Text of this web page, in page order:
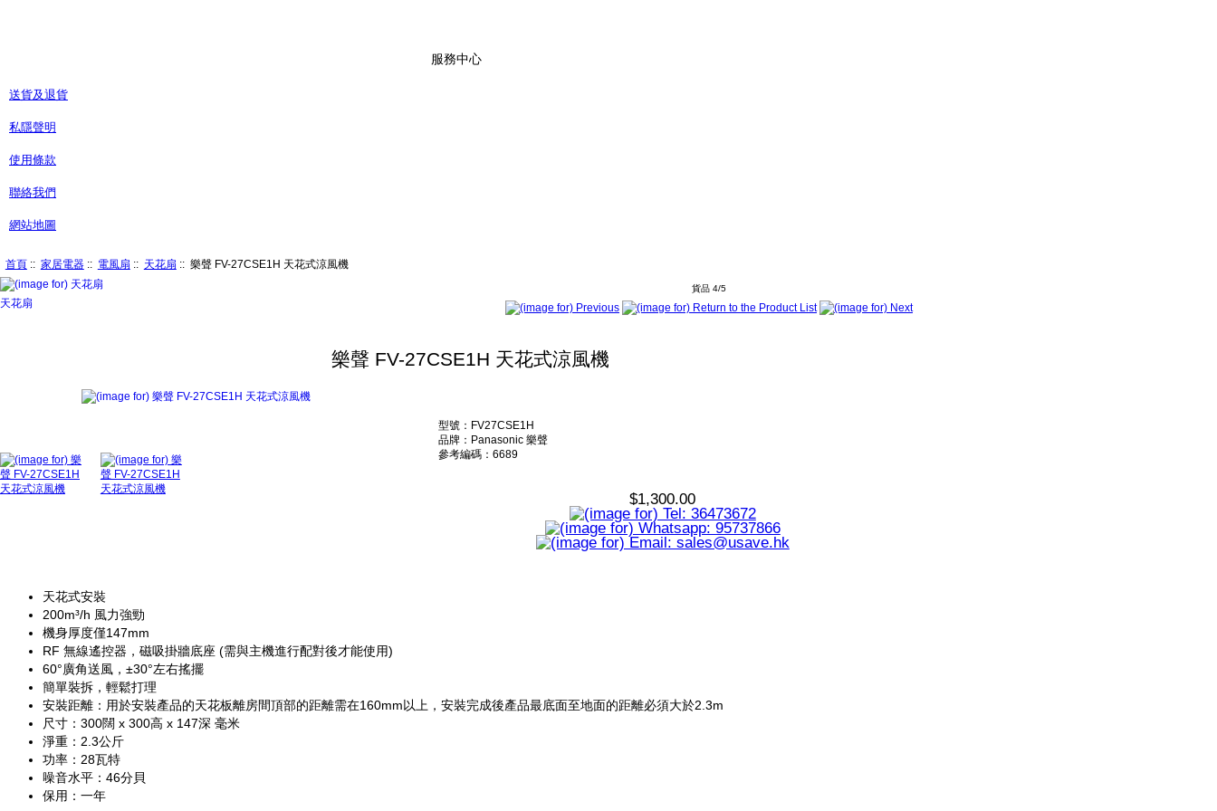
服務中心
送貨及退貨
私隱聲明
使用條款
聯絡我們
網站地圖
首頁:: 家居電器:: 電風扇 :: 天花扇 :: 樂聲 FV-27CSE1H 天花式涼風機
天花扇
貨品 4/5
樂聲 FV-27CSE1H 天花式涼風機
型號：FV27CSE1H
品牌：Panasonic 樂聲
參考編碼：6689
$1,300.00
天花式安裝
200m³/h 風力強勁
機身厚度僅147mm
RF 無線遙控器，磁吸掛牆底座 (需與主機進行配對後才能使用)
60°廣角送風，±30°左右搖擺
簡單裝拆，輕鬆打理
安裝距離：用於安裝產品的天花板離房間頂部的距離需在160mm以上，安裝完成後產品最底面至地面的距離必須大於2.3m
尺寸：300闊 x 300高 x 147深 毫米
淨重：2.3公斤
功率：28瓦特
噪音水平：46分貝
保用：一年